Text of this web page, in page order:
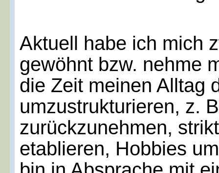
Aktuell habe ich mich
gewöhnt bzw. nehme
die Zeit meinen Alltag
umzustrukturieren, z.
zurückzunehmen,
etablieren, Hobbies